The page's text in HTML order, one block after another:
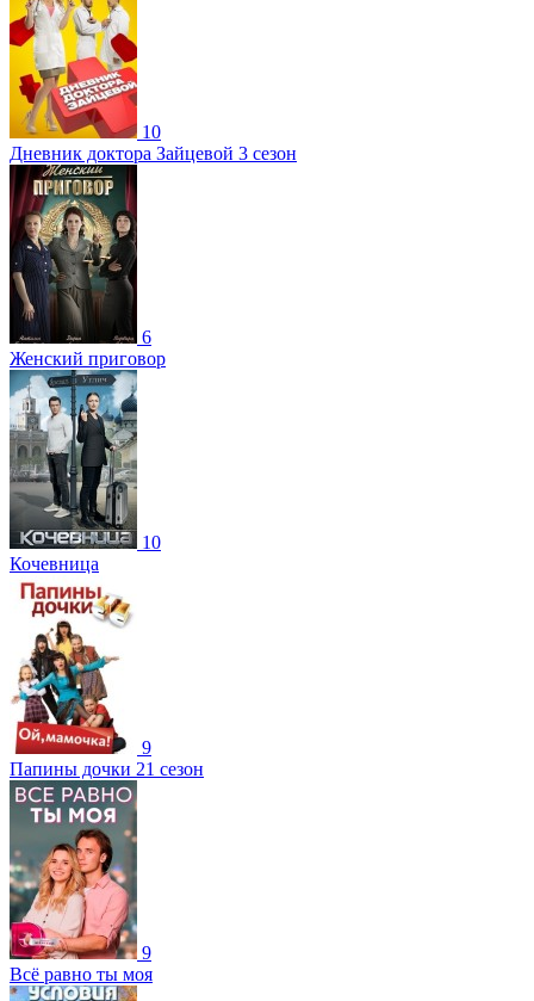
10
Дневник доктора Зайцевой 3 сезон
6
Женский приговор
10
Кочевница
9
Папины дочки 21 сезон
9
Всё равно ты моя